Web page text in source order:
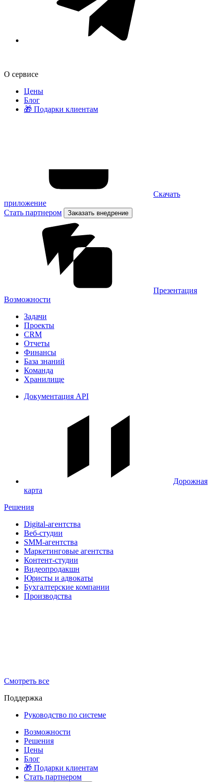
О сервисе
Цены
Блог
🎁 Подарки клиентам
Скачать
приложение
Стать партнером
Заказать внедрение
Презентация
Возможности
Задачи
Проекты
CRM
Отчеты
Финансы
База знаний
Команда
Хранилище
Документация API
Дорожная
карта
Решения
Digital-агентства
Веб-студии
SMM-агентства
Маркетинговые агентства
Контент-студии
Видеопродакшн
Юристы и адвокаты
Бухгалтерские компании
Производства
Смотреть все
Поддержка
Руководство по системе
Возможности
Решения
Цены
Блог
🎁 Подарки клиентам
Стать партнером